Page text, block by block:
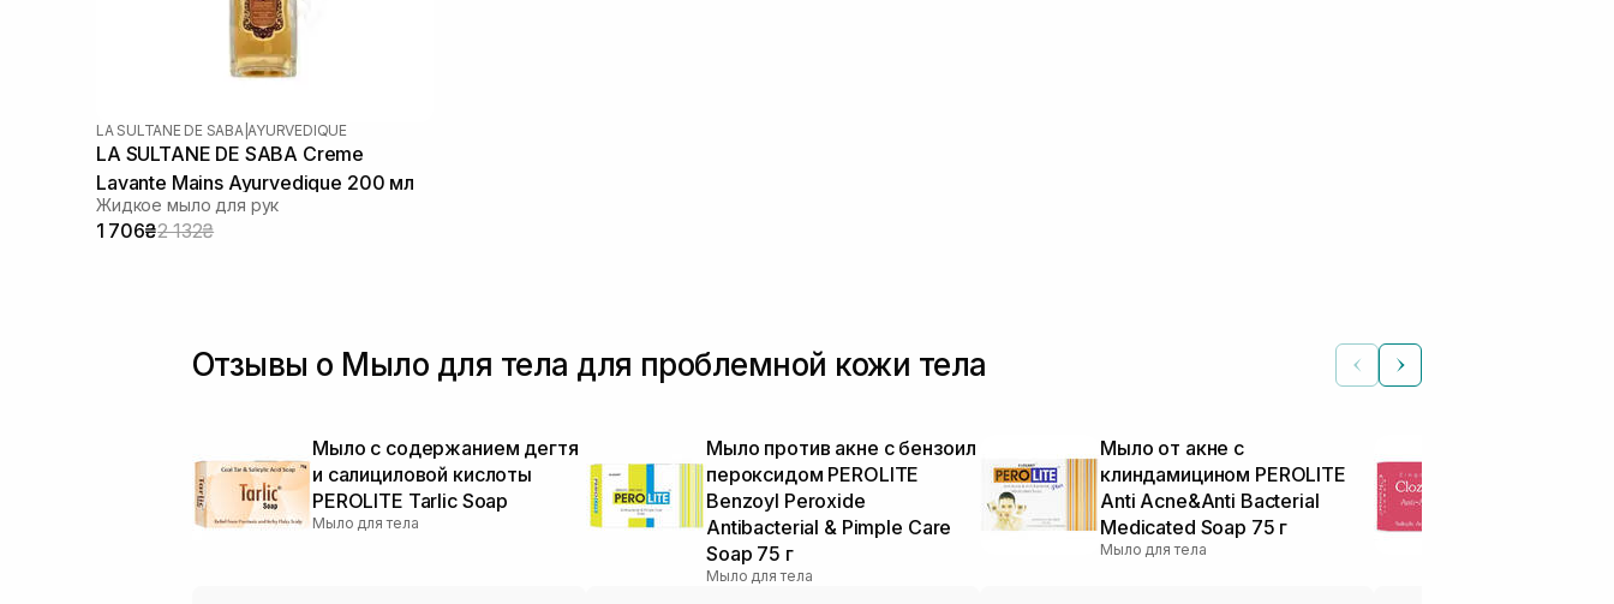
LA SULTANE DE SABA|AYURVEDIQUE
LA SULTANE DE SABA Creme
Lavante Mains Ayurvedique 200 мл
Жидкое мыло для рук
1 706₴2 132₴
Отзывы о Мыло для тела для проблемной кожи тела
Мыло с содержанием дегтя
и салициловой кислоты
PEROLITE Tarlic Soap
Мыло для тела
Мыло против акне с бензоил
пероксидом PEROLITE
Benzoyl Peroxide
Antibacterial & Pimple Care
Soap 75 г
Мыло для тела
Мыло от акне с
клиндамицином PEROLITE
Anti Acne&Anti Bacterial
Medicated Soap 75 г
Мыло для тела